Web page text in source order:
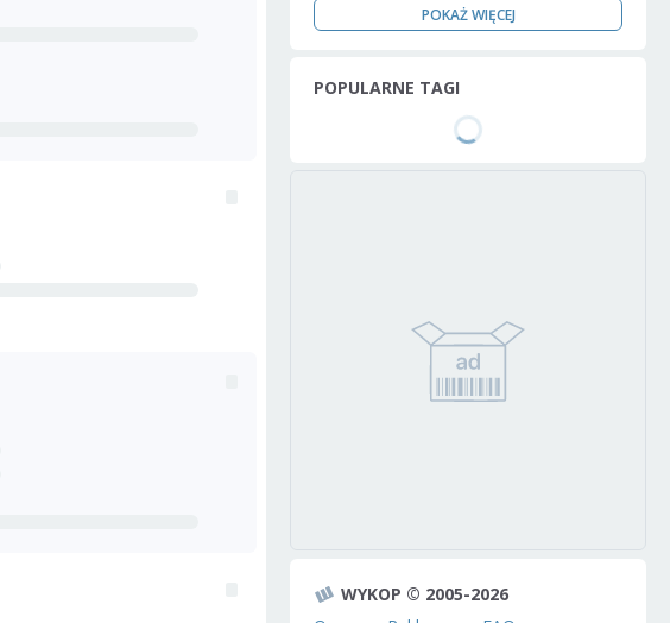
POKAŻ WIĘCEJ
POPULARNE TAGI
WYKOP © 2005-2026